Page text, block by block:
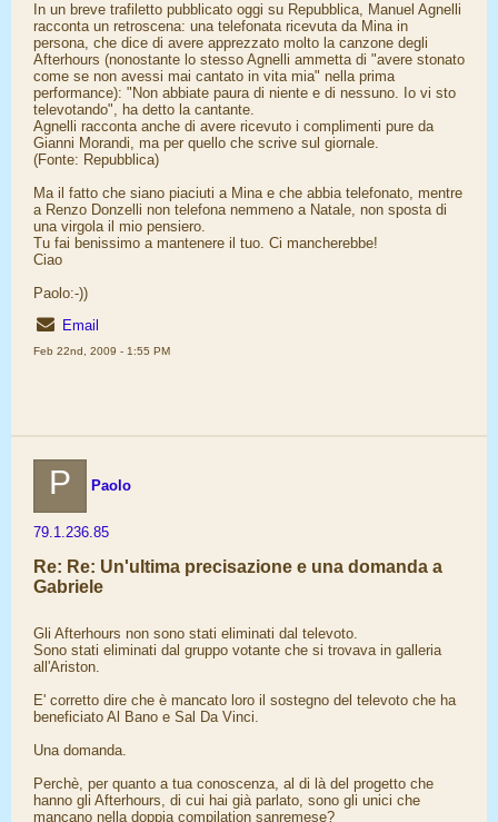
In un breve trafiletto pubblicato oggi su Repubblica, Manuel Agnelli
racconta un retroscena: una telefonata ricevuta da Mina in
persona, che dice di avere apprezzato molto la canzone degli
Afterhours (nonostante lo stesso Agnelli ammetta di "avere stonato
come se non avessi mai cantato in vita mia" nella prima
performance): "Non abbiate paura di niente e di nessuno. Io vi sto
televotando", ha detto la cantante.
Agnelli racconta anche di avere ricevuto i complimenti pure da
Gianni Morandi, ma per quello che scrive sul giornale.
(Fonte: Repubblica)
Ma il fatto che siano piaciuti a Mina e che abbia telefonato, mentre
a Renzo Donzelli non telefona nemmeno a Natale, non sposta di
una virgola il mio pensiero.
Tu fai benissimo a mantenere il tuo. Ci mancherebbe!
Ciao
Paolo:-))
Email
Feb 22nd, 2009 - 1:55 PM
P Paolo
79.1.236.85
Re: Re: Un'ultima precisazione e una domanda a
Gabriele
Gli Afterhours non sono stati eliminati dal televoto.
Sono stati eliminati dal gruppo votante che si trovava in galleria
all'Ariston.
E' corretto dire che è mancato loro il sostegno del televoto che ha
beneficiato Al Bano e Sal Da Vinci.
Una domanda.
Perchè, per quanto a tua conoscenza, al di là del progetto che
hanno gli Afterhours, di cui hai già parlato, sono gli unici che
mancano nella doppia compilation sanremese?